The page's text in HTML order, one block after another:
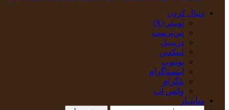
دنبال کردن
توییتر (X)
‫پین‌ترست
دریبببل
لینکدین
یوتیوب
اینستاگرام
تلگرام
واتس آپ
سایدبار